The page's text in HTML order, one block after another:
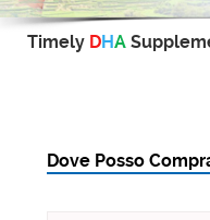
Timely DHA
Dove Posso